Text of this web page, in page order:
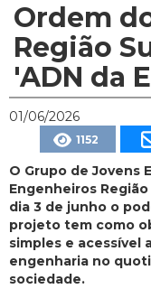
Ordem
Região
'ADN da
01/06/2026
1152
O Grupo de Jovens
Engenheiros Região
dia 3 de junho o
projeto tem como
simples e acessível
engenharia no
sociedade.